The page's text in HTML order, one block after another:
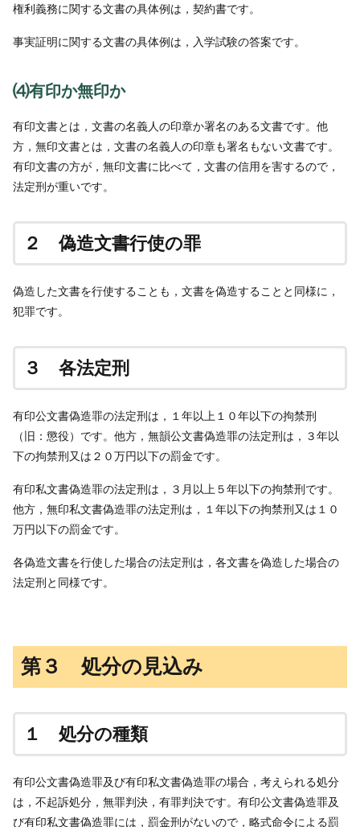
権利義務に関する文書の具体例は，契約書です。
事実証明に関する文書の具体例は，入学試験の答案です。
⑷有印か無印か
有印文書とは，文書の名義人の印章か署名のある文書です。他
方，無印文書とは，文書の名義人の印章も署名もない文書です。
有印文書の方が，無印文書に比べて，文書の信用を害するので，
法定刑が重いです。
２ 偽造文書行使の罪
偽造した文書を行使することも，文書を偽造することと同様に，
犯罪です。
３ 各法定刑
有印公文書偽造罪の法定刑は，１年以上１０年以下の拘禁刑
（旧：懲役）です。他方，無韻公文書偽造罪の法定刑は，３年以
下の拘禁刑又は２０万円以下の罰金です。
有印私文書偽造罪の法定刑は，３月以上５年以下の拘禁刑です。
他方，無印私文書偽造罪の法定刑は，１年以下の拘禁刑又は１０
万円以下の罰金です。
各偽造文書を行使した場合の法定刑は，各文書を偽造した場合の
法定刑と同様です。
第３ 処分の見込み
１ 処分の種類
有印公文書偽造罪及び有印私文書偽造罪の場合，考えられる処分
は，不起訴処分，無罪判決，有罪判決です。有印公文書偽造罪及
び有印私文書偽造罪には，罰金刑がないので，略式命令による罰